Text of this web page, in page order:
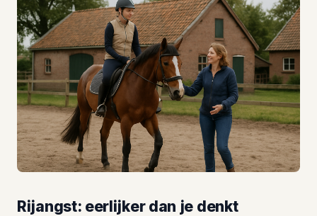
Rijangst: eerlijker dan je denkt